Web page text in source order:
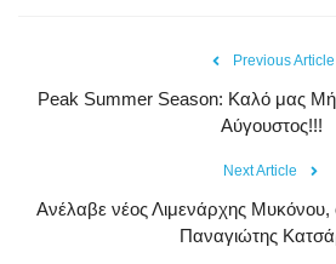
Previous Article
Peak Summer Season: Kαλό μας
Αύγουστος!!!
Next Article
Ανέλαβε νέος Λιμενάρχης Μυκόνου,
Παναγιώτης